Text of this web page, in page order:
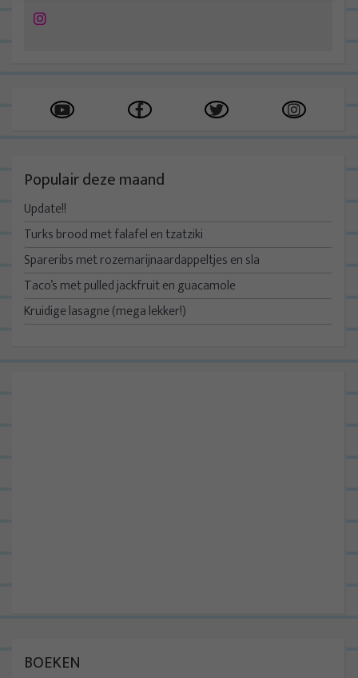
Instagram
Populair deze maand
Update!!
Turks brood met falafel en tzatziki
Spareribs met rozemarijnaardappeltjes en sla
Taco’s met pulled jackfruit en guacamole
Kruidige lasagne (mega lekker!)
BOEKEN